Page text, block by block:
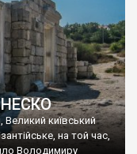
Великий київський
на той час,
Володимиру